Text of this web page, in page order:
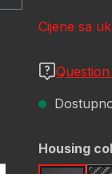
Cijene sa
Odaberi
Housing